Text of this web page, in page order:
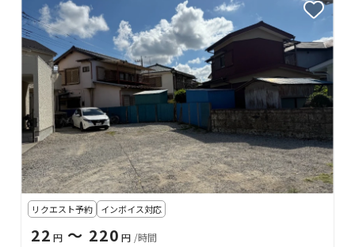
リクエスト予約 インボイス対応
22 円 〜 220 円 /時間